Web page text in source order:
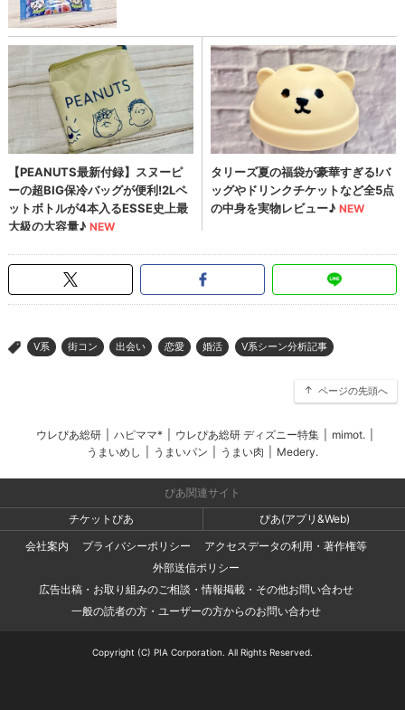
> V系 街コン 出会い 恋愛 婚活 V系シーン分析記事
ページの先頭へ
ウレぴあ総研 ハピママ* ウレぴあ総研 ディズニー特集 mimot.
うまいめし
うまいパン うまい肉 Medery.
ぴあ関連サイト
チケットぴあ
ぴあ(アプリ&Web)
会社案内
プライバシーポリシー
アクセスデータの利用・著作権等
外部送信ポリシー
広告出稿・お取り組みのご相談・情報掲載・その他お問い合わせ
一般の読者の方・ユーザーの方からのお問い合わせ
Copyright (C) PIA Corporation. All Rights Reserved.